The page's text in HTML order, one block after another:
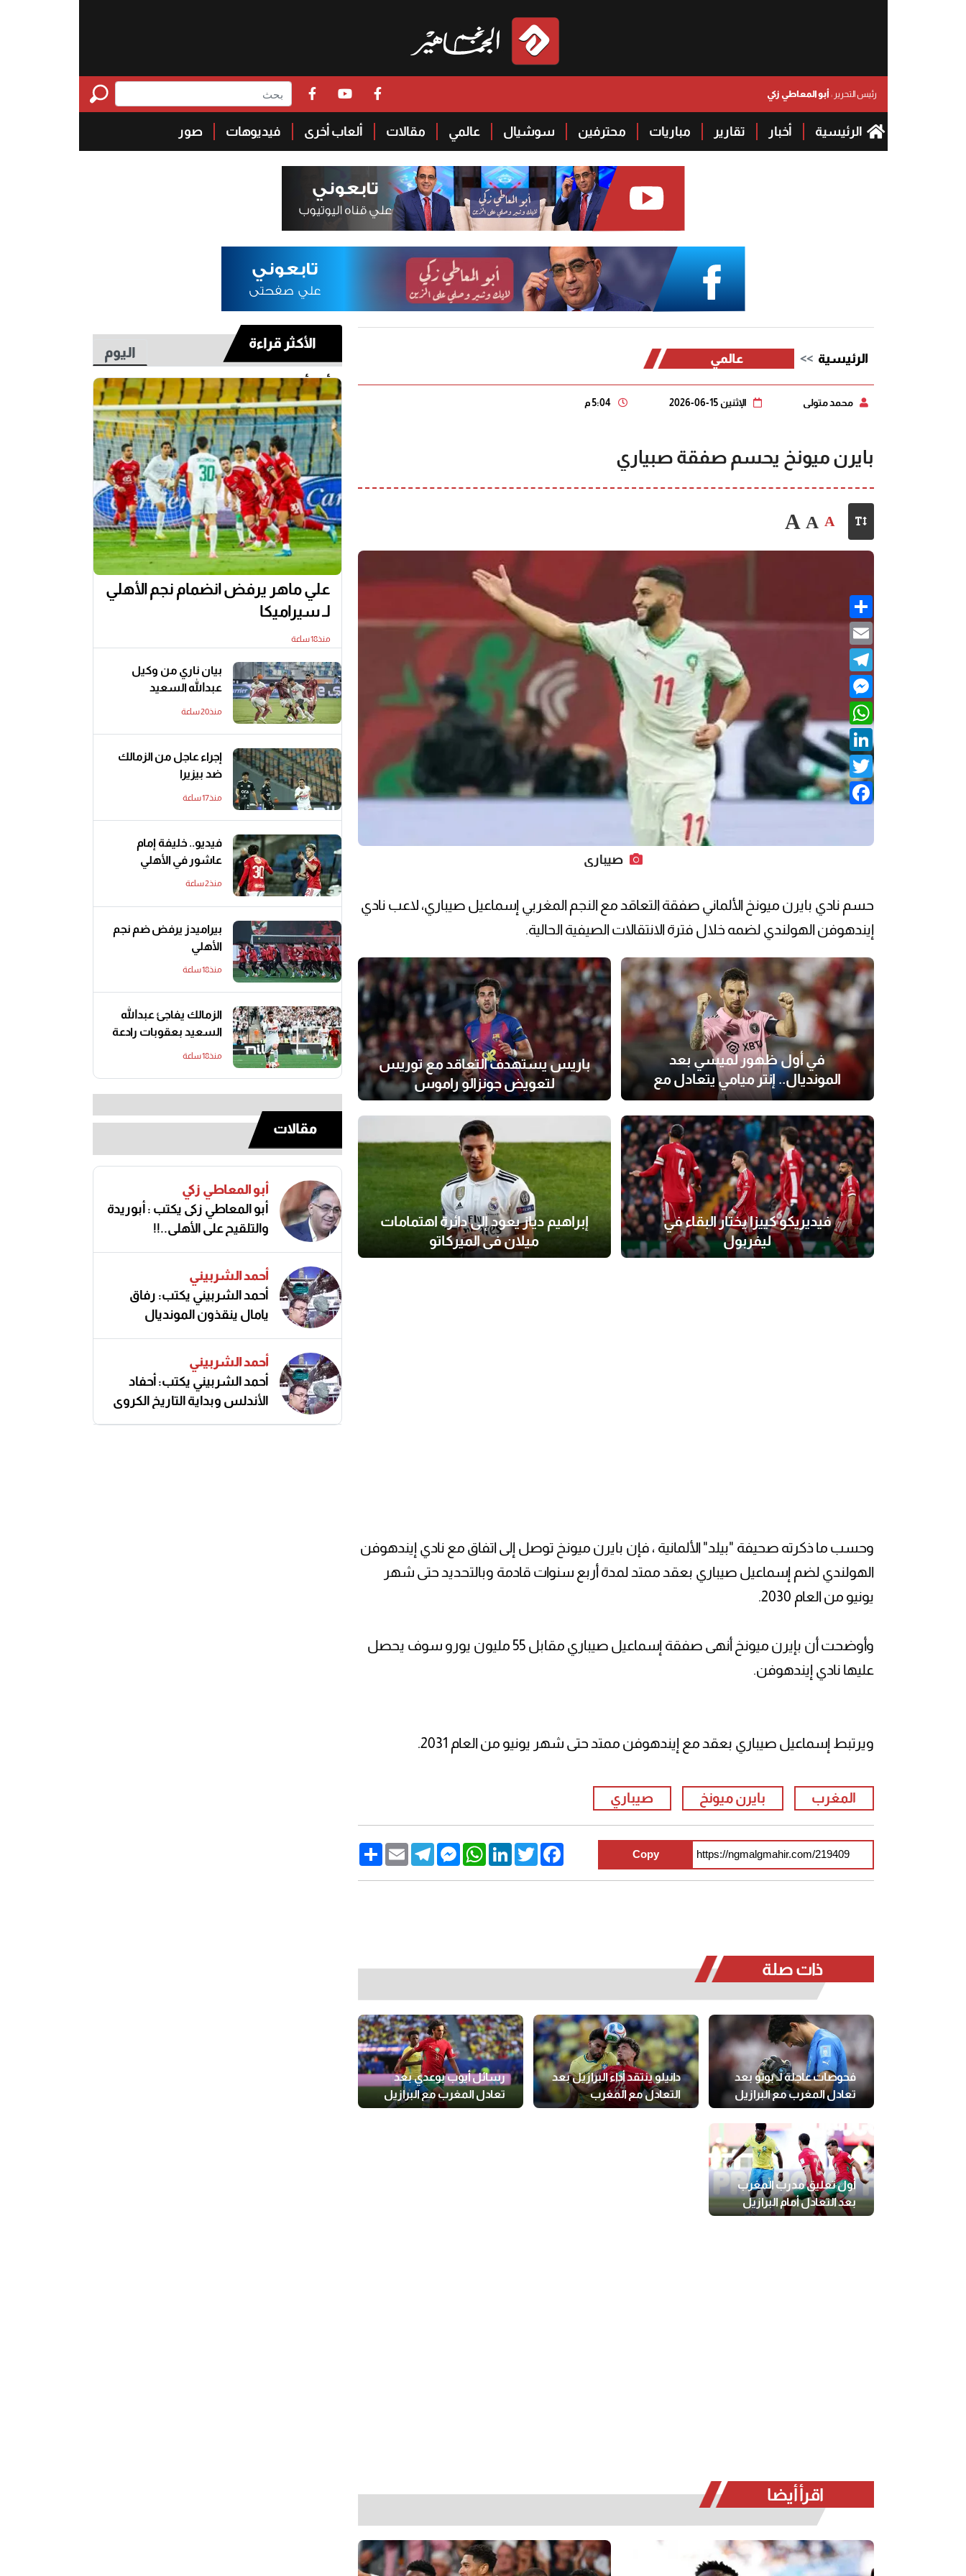
رئيس التحرير :أبو المعاطي زكي
الرئيسية أخبار تقارير مباريات محترفين سوشيال عالمي مقالات ألعاب أخرى فيديوهات صور
الرئيسية عالمي
محمد متولي الإثنين 15-06-2026 5:04 م
بايرن ميونخ يحسم صفقة صبياري
A
A
A
Share
Email
Telegram
Messenger
WhatsApp
LinkedIn
Twitter
Facebook
صيباري
حسم نادي بايرن ميونخ الألماني صفقة التعاقد مع النجم المغربي إسماعيل صيباري، لاعب نادي
إيندهوفن الهولندي لضمه خلال فترة الانتقالات الصيفية الحالية.
في أول ظهور لميسي بعد
المونديال.. إنتر ميامي يتعادل مع
كولومبوس كرو
باريس يستهدف التعاقد مع توريس
لتعويض جونزالو راموس
فيديريكو كييزا يختار البقاء في
ليفربول
إبراهيم دياز يعود إلى دائرة اهتمامات
ميلان في الميركاتو
وحسب ما ذكرته صحيفة "بيلد" الألمانية ، فإن بايرن ميونخ توصل إلى اتفاق مع نادي إيندهوفن
الهولندي لضم إسماعيل صيباري بعقد ممتد لمدة أربع سنوات قادمة وبالتحديد حتى شهر
يونيو من العام 2030.
وأوضحت أن بإيرن ميونخ أنهى صفقة إسماعيل صيباري مقابل 55 مليون يورو سوف يحصل
عليها نادي إيندهوفن.
ويرتبط إسماعيل صيباري بعقد مع إيندهوفن ممتد حتى شهر يونيو من العام 2031.
المغرب بايرن ميونخ صيباري
Copy
ShareEmail
Telegram
MessengerWhatsAppLinkedInTwitter
Facebook
ذات صلة
فحوصات عاجلة لـ بونو بعد
تعادل المغرب مع البرازيل
دانيلو ينتقد أداء البرازيل بعد
التعادل مع المغرب
رسائل أيوب بوعدي بعد
تعادل المغرب مع البرازيل
أول تعليق مدرب المغرب
بعد التعادل أمام البرازيل
في كأس العالم
اقرأ أيضا
الأكثر قراءة
اليوم
أخر أسبوع
علي ماهر يرفض انضمام نجم الأهلي
لـ سيراميكا
منذ18 ساعة
بيان ناري من وكيل
عبدالله السعيد
منذ20 ساعة
إجراء عاجل من الزمالك
ضد بيزيرا
منذ17 ساعة
فيديو.. خليفة إمام
عاشور في الأهلي
منذ2 ساعة
بيراميدز يرفض ضم نجم
الأهلي
منذ18 ساعة
الزمالك يفاجئ عبدالله
السعيد بعقوبات رادعة
منذ18 ساعة
مقالات
أبو المعاطي زكي
أبو المعاطي زكى يكتب : أبوريدة
والتلقيح على الأهلى..!!
أحمد الشربيني
أحمد الشربيني يكتب: رفاق
يامال ينقذون المونديال
أحمد الشربيني
أحمد الشربيني يكتب: أحفاد
الأندلس وبداية التاريخ الكروي